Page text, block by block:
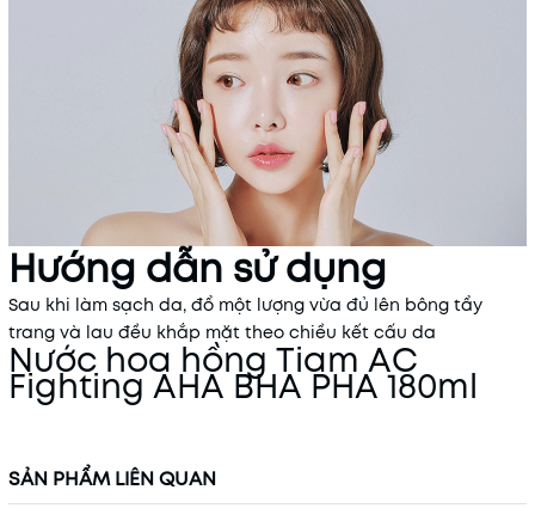
Hướng dẫn sử dụng
Sau khi làm sạch da, đổ một lượng vừa đủ lên bông tẩy
trang và lau đều khắp mặt theo chiều kết cấu da
Nước hoa hồng Tiam AC
Fighting AHA BHA PHA 180ml
SẢN PHẨM LIÊN QUAN